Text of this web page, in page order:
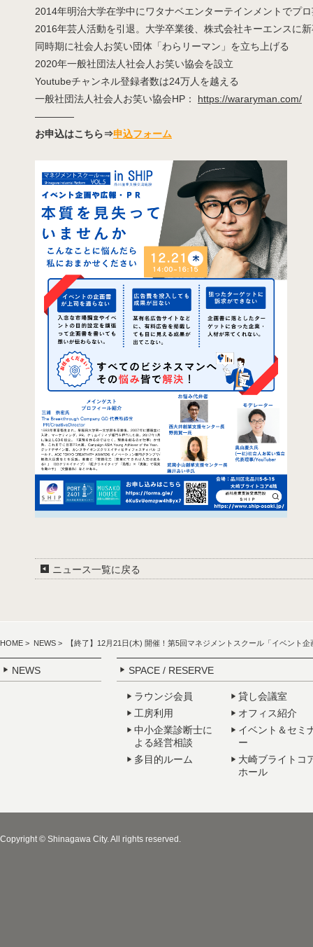
2014年明治大学在学中にワタナベエンターテインメントでプ
2016年芸人活動を引退。大学卒業後、株式会社キーエンスに
同時期に社会人お笑い団体「わらリーマン」を立ち上げる
2020年一般社団法人社会人お笑い協会を設立
Youtubeチャンネル登録者数は24万人を越える
一般社団法人社会人お笑い協会HP： https://wararyman.com/
————
お申込はこちら⇒申込フォーム
ニュース一覧に戻る
HOME > NEWS > 【終了】12月21日(木) 開催！第5回マネジメントスクール「イベント
NEWS SPACE / RESERVE
ラウンジ会員
工房利用
中小企業診断士に
よる経営相談
多目的ルーム
貸し会議室
オフィス紹介
イベント＆セミ
ー
大崎ブライトコ
ホール
Copyright © Shinagawa City. All rights reserved.